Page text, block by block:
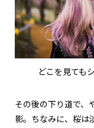
どこを見ても
その後の下り道で、
影。ちなみに、桜は